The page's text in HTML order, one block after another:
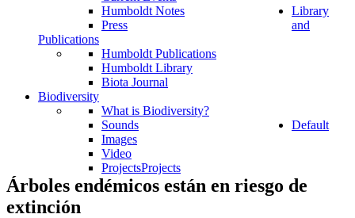
Humboldt Notes
Press
Library
and
Publications
Humboldt Publications
Humboldt Library
Biota Journal
Biodiversity
What is Biodiversity?
Sounds
Images
Video
ProjectsProjects
Default
Árboles endémicos están en riesgo de
extinción